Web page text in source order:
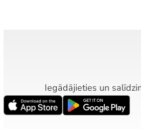
Iegādājieties un